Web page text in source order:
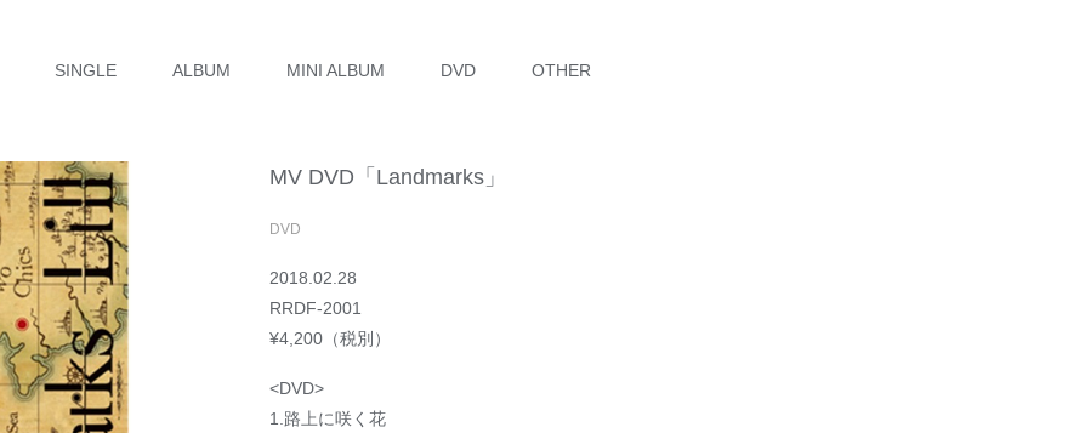
SINGLE ALBUM MINI ALBUM DVD OTHER
MV DVD「Landmarks」
DVD
2018.02.28
RRDF-2001
¥4,200（税別）
<DVD>
1.路上に咲く花